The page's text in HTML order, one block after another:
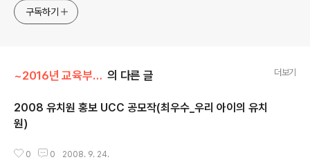
구독하기
~2016년 교육부 이야기 의 다른 글 더보기
2008 유치원 홍보 UCC 공모작(최우수_우리 아이의 유치
원)
0 0 2008. 9. 24.